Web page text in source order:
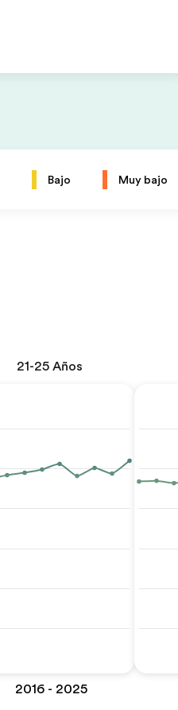
Bajo Muy bajo
21-25 Años
2016 - 2025